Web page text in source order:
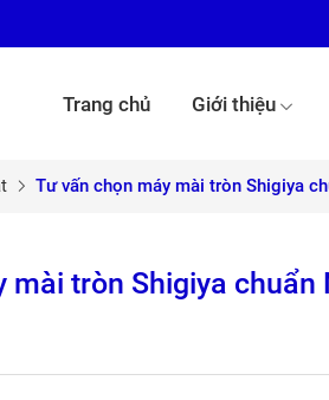
Trang chủ Giới thiệu
Tư vấn chọn máy mài tròn Shigiya
mài tròn Shigiya